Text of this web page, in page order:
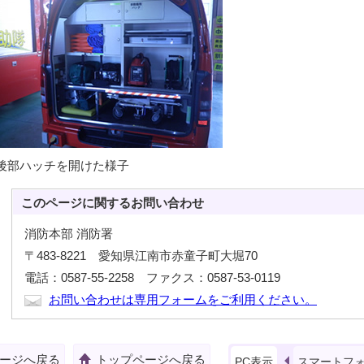
部ハッチを開けた様子
このページに関するお問い合わせ
消防本部 消防署
〒483-8221 愛知県江南市赤童子町大堀70
電話：0587-55-2258 ファクス：0587-53-0119
お問い合わせは専用フォームをご利用ください。
ジへ戻る トップページへ戻る